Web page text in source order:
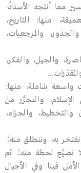
مما أنتجه الأستاذُ-
منها: التاريخ،
والمرجعيات،
والجيل، والفكر،
واسعة شاملة، منها:
والتحرُّر من
والتخطيط، والجزاء،
به، وننطلق منه؛
نضيِّع لحظة منه؛ ثم
فينا وفي الأجيال